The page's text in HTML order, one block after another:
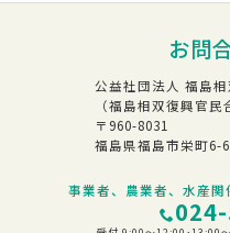
お問
公益社団法人 福島
（福島相双復興官民
〒960-8031
福島県福島市栄町6-
事業者、農業者、水産